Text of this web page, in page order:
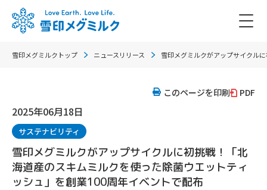
雪印メグミルクトップ ニュースリリース 雪印メグミルクがアップサイクル
このページを印刷 PDF
2025年06月18日
サステナビリティ
雪印メグミルクがアップサイクルに初挑戦！「北
海道産のスキムミルクを使った除菌ウエットティ
ッシュ」を創業100周年イベントで配布